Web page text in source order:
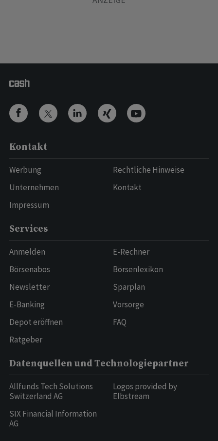
Kontakt
Werbung
Unternehmen
Impressum
Rechtliche Hinweise
Kontakt
Services
Anmelden
Börsenabos
Newsletter
E-Banking
Depot eröffnen
Ratgeber
E-Rechner
Börsenlexikon
Sparplan
Vorsorge
FAQ
Datenquellen und Technologiepartner
Allfunds Tech Solutions
Switzerland AG
SIX Financial Information
AG
Logos provided by
Elbstream